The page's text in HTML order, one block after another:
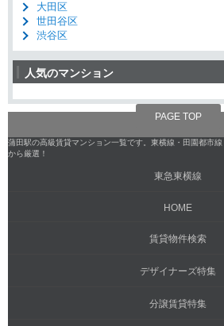
大田区
世田谷区
渋谷区
人気のマンション
PAGE TOP
蒲田駅の高級賃貸マンション一覧です。東横線・田園都市
から厳選！
東急東横線
HOME
賃貸物件検索
デザイナーズ特集
分譲賃貸特集